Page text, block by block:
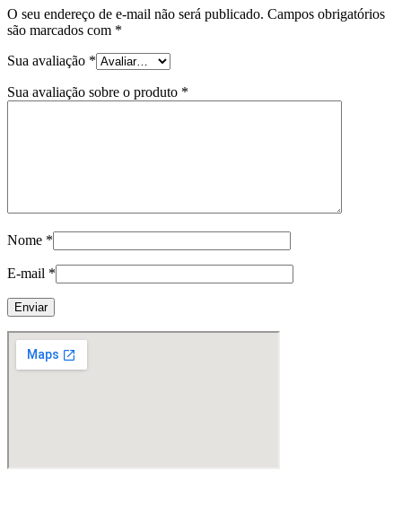
O seu endereço de e-mail não será publicado. Campos obrigatórios
são marcados com *
Sua avaliação *
Sua avaliação sobre o produto *
Nome *
E-mail *